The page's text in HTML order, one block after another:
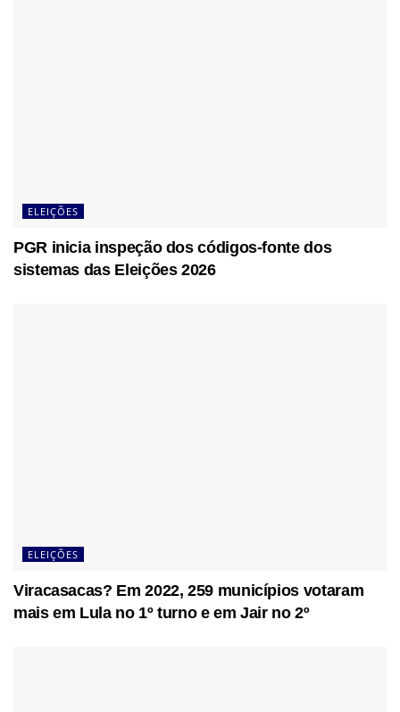
ELEIÇÕES
PGR inicia inspeção dos códigos-fonte dos
sistemas das Eleições 2026
ELEIÇÕES
Viracasacas? Em 2022, 259 municípios votaram
mais em Lula no 1º turno e em Jair no 2º